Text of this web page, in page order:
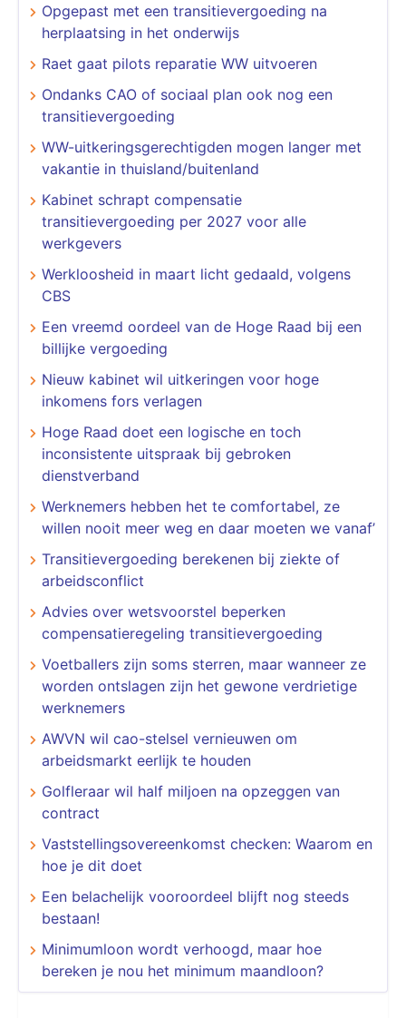
Opgepast met een transitievergoeding na
herplaatsing in het onderwijs
Raet gaat pilots reparatie WW uitvoeren
Ondanks CAO of sociaal plan ook nog een
transitievergoeding
WW-uitkeringsgerechtigden mogen langer met
vakantie in thuisland/buitenland
Kabinet schrapt compensatie
transitievergoeding per 2027 voor alle
werkgevers
Werkloosheid in maart licht gedaald, volgens
CBS
Een vreemd oordeel van de Hoge Raad bij een
billijke vergoeding
Nieuw kabinet wil uitkeringen voor hoge
inkomens fors verlagen
Hoge Raad doet een logische en toch
inconsistente uitspraak bij gebroken
dienstverband
Werknemers hebben het te comfortabel, ze
willen nooit meer weg en daar moeten we vanaf’
Transitievergoeding berekenen bij ziekte of
arbeidsconflict
Advies over wetsvoorstel beperken
compensatieregeling transitievergoeding
Voetballers zijn soms sterren, maar wanneer ze
worden ontslagen zijn het gewone verdrietige
werknemers
AWVN wil cao-stelsel vernieuwen om
arbeidsmarkt eerlijk te houden
Golfleraar wil half miljoen na opzeggen van
contract
Vaststellingsovereenkomst checken: Waarom en
hoe je dit doet
Een belachelijk vooroordeel blijft nog steeds
bestaan!
Minimumloon wordt verhoogd, maar hoe
bereken je nou het minimum maandloon?